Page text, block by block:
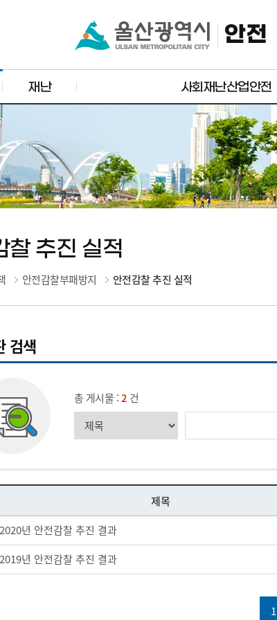
안전
재난 사회재난산업안전
찰 추진 실적
안전감찰부패방지 안전감찰 추진 실적
검색
총 게시물 :2 건
제목
2020년 안전감찰 추진 결과
2019년 안전감찰 추진 결과
1